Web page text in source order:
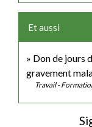
Et aussi
Don de jours
gravement
Travail -